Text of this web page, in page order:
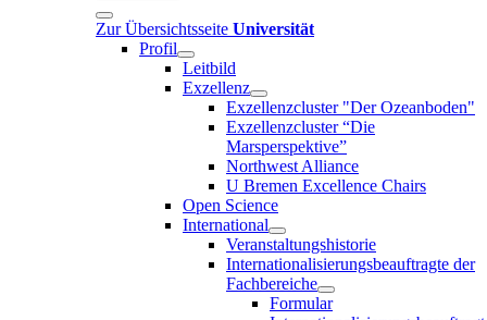
Zur Übersichtsseite Universität
Profil
Leitbild
Exzellenz
Exzellenzcluster "Der Ozeanboden"
Exzellenzcluster “Die
Marsperspektive”
Northwest Alliance
U Bremen Excellence Chairs
Open Science
International
Veranstaltungshistorie
Internationalisierungsbeauftragte der
Fachbereiche
Formular